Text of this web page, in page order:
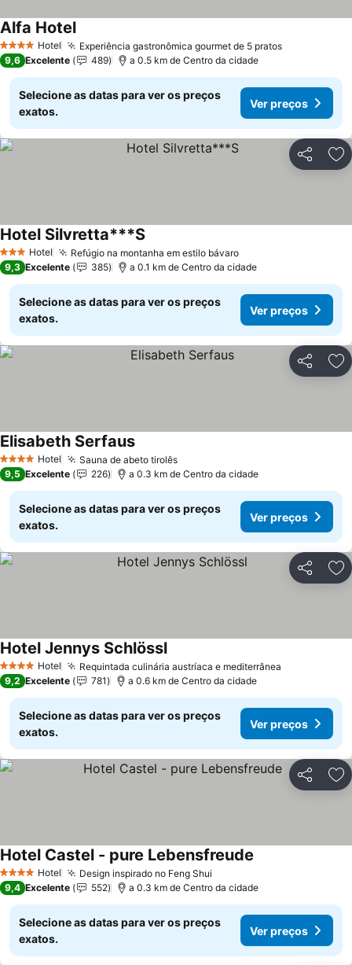
4 EstrelasHotel Experiência gastronômica gourmet de 5 pratos
Alfa Hotel
9,6 Excelente 489 a 0.5 km de Centro da cidade
Selecione as datas para ver os preços
exatos.
Ver preços
Partilhar
3 EstrelasHotel Refúgio na montanha em estilo bávaro
Hotel Silvretta***S
9,3 Excelente 385 a 0.1 km de Centro da cidade
Selecione as datas para ver os preços
exatos.
Ver preços
Partilhar
4 EstrelasHotel Sauna de abeto tirolês
Elisabeth Serfaus
9,5 Excelente 226 a 0.3 km de Centro da cidade
Selecione as datas para ver os preços
exatos.
Ver preços
Partilhar
4 EstrelasHotel Requintada culinária austríaca e mediterrânea
Hotel Jennys Schlössl
9,2 Excelente 781 a 0.6 km de Centro da cidade
Selecione as datas para ver os preços
exatos.
Ver preços
Partilhar
4 EstrelasHotel Design inspirado no Feng Shui
Hotel Castel - pure Lebensfreude
9,4 Excelente 552 a 0.3 km de Centro da cidade
Selecione as datas para ver os preços
exatos.
Ver preços